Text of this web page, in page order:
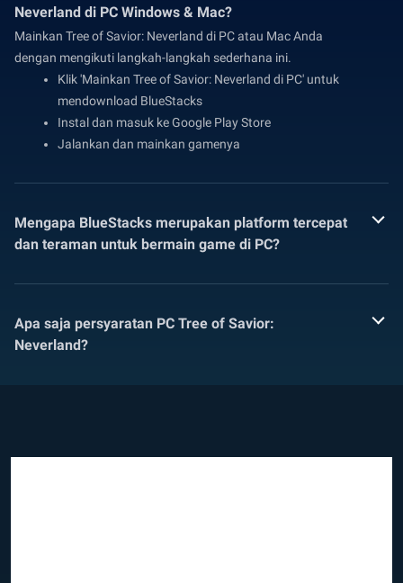
Neverland di PC Windows & Mac?
Mainkan Tree of Savior: Neverland di PC atau Mac Anda
dengan mengikuti langkah-langkah sederhana ini.
Klik 'Mainkan Tree of Savior: Neverland di PC' untuk
mendownload BlueStacks
Instal dan masuk ke Google Play Store
Jalankan dan mainkan gamenya
Mengapa BlueStacks merupakan platform tercepat
dan teraman untuk bermain game di PC?
Apa saja persyaratan PC Tree of Savior:
Neverland?